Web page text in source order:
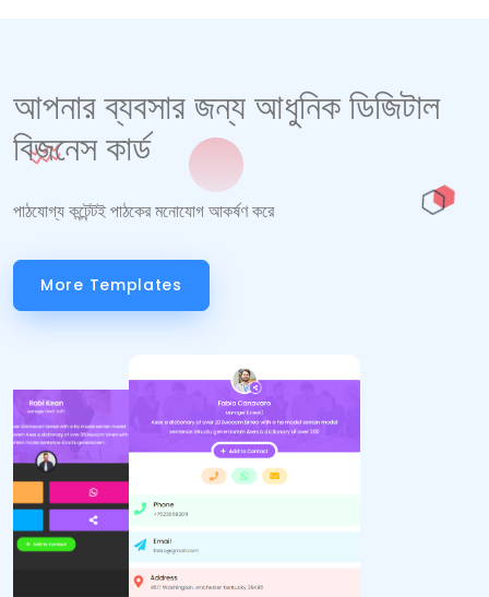
আপনার ব্যবসার জন্য আধুনিক ডিজিটাল
বিজনেস কার্ড
পাঠযোগ্য কন্টেন্টই পাঠকের মনোযোগ আকর্ষণ করে
More Templates